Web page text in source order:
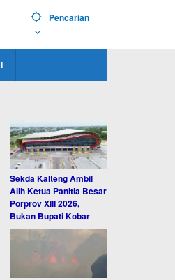
Pencarian
Sekda Kalteng Ambil
Alih Ketua Panitia Besar
Porprov XIII 2026,
Bukan Bupati Kobar